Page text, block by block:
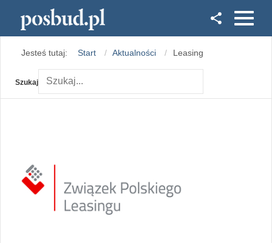
Instagram
Jesteś tutaj: Start Aktualności Leasing
Szukaj